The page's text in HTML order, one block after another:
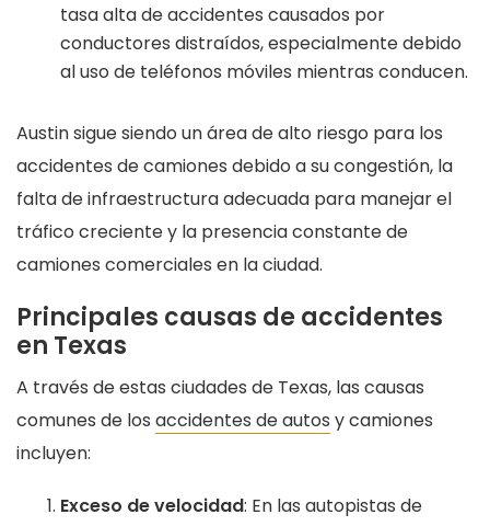
tasa alta de accidentes causados por
conductores distraídos, especialmente debido
al uso de teléfonos móviles mientras conducen.
Austin sigue siendo un área de alto riesgo para los
accidentes de camiones debido a su congestión, la
falta de infraestructura adecuada para manejar el
tráfico creciente y la presencia constante de
camiones comerciales en la ciudad.
Principales causas de accidentes
en Texas
A través de estas ciudades de Texas, las causas
comunes de los accidentes de autos y camiones
incluyen:
Exceso de velocidad: En las autopistas de